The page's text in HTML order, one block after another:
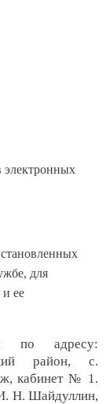
электронных
для
ее
по адресу:
район, с.
кабинет № 1.
Н. Шайдуллин,